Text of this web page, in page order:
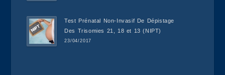
Test Prénatal Non-Invasif De Dépistage
Des Trisomies 21, 18 et 13 (NIPT)
23/04/2017